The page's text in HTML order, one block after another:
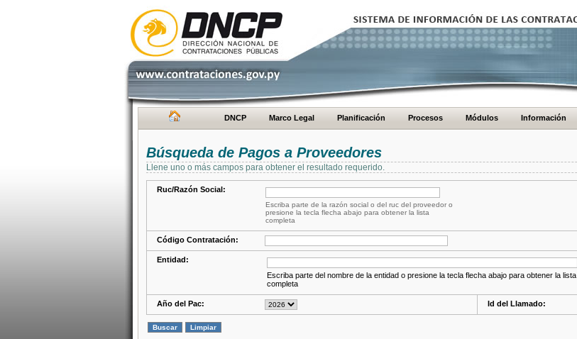
DNCP Marco Legal Planificación Procesos Módulos Información
Búsqueda de Pagos a Proveedores
Llene uno o más campos para obtener el resultado requerido.
Ruc/Razón Social:
Escriba parte de la razón social o del ruc del proveedor o
presione la tecla flecha abajo para obtener la lista
completa
Código Contratación:
Entidad:
Escriba parte del nombre de la entidad o presione la tecla flecha abajo para obtener la lista
completa
Año del Pac: Id del Llamado: